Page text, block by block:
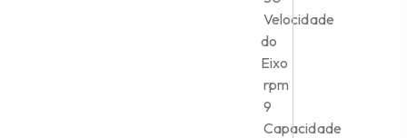
Velocidade
do
Eixo
rpm
9
Capacidade